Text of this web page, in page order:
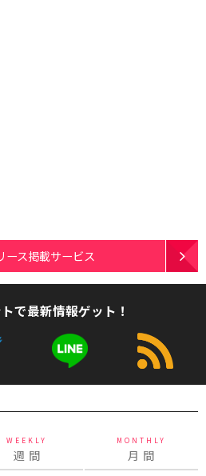
ース掲載サービス
で最新情報ゲット！
WEEKLY
週 間
MONTHLY
月 間